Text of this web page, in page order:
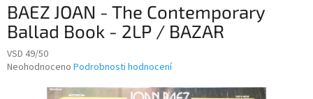
BAEZ JOAN - The Contemporary
Ballad Book - 2LP / BAZAR
VSD 49/50
Průměrné
Neohodnoceno Podrobnosti hodnocení